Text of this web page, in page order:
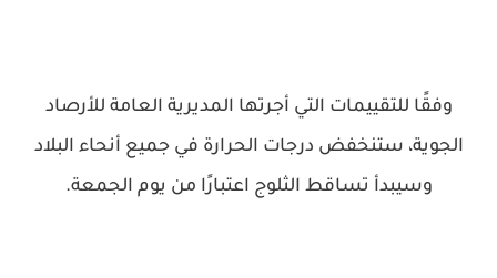
وفقًا للتقييمات التي أجرتها المديرية العامة للأرصاد
الجوية، ستنخفض درجات الحرارة في جميع أنحاء البلاد
وسيبدأ تساقط الثلوج اعتبارًا من يوم الجمعة.